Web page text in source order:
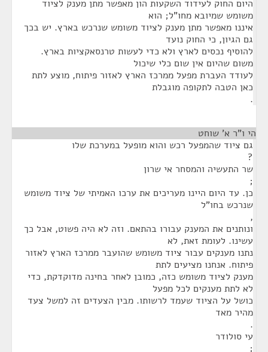
היום החוק לעידוד השקעות הון מאפשר מתן מענק לציוד
משומש שמיובא מחו"ל; הוא
איננו מאפשר מתן מענק לציוד משומש שנרכש בארץ. יש בכך
גם הגיון, כי החוק נועד
להוסיף נכסים לארץ ולא כדי לעשות טרנסאקציות בארץ.
משום שהיום אין שום כלי שיכול
לעודד העברת מפעל ממרכז הארץ לאזור פיתוח, מוצע לתת
כאן הטבה לתקופה מוגבלת
.
הי ו"ר א' שוחט
גם ציוד שהמפעל רכש והוא מופעל במערכת שלו
?
שר התעשיה והמסחר אי שרון
;
כן. עד היום היינו מעריכים את ערכו האמיתי של ציוד משומש
שנרכש בחו"ל
,
ונותנים את המענק עבורו בהתאם. וזה לא היה פשוט, אבל כך
עשינו. לעומת זאת, לא
נתנו מענקים עבור ציוד משומש שהועבר ממרכז הארץ לאזור
פיתוח. אנחנו מציעים לתת
מענק לציוד משומש כזה, כמובן לאחר בחינה מדוקדקת, כדי
לא לתת מענקים לכל מפעל
כושל על הציוד שעמד לרשותו. מבין הצעדים זה למשל צעד
מהיר מאד
.
עי סולודר
;